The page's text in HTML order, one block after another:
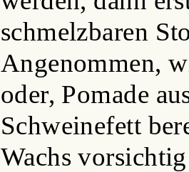
schmelzbaren
Angenommen,
oder, Pomade
Schweinefett
Wachs